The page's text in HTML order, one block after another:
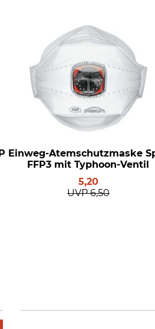
Einweg-Atemschutzmaske
FFP3 mit Typhoon-Ventil
5,20
UVP 6,50